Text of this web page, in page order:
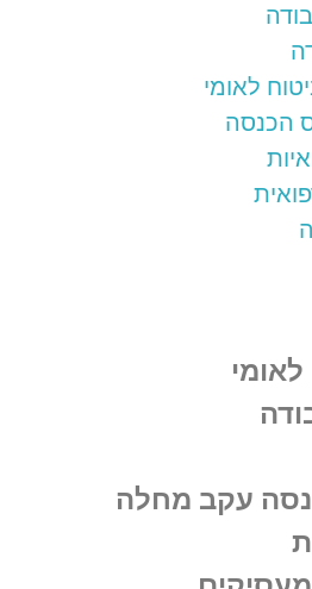
לאומי
הכנסה
עקב מחלה